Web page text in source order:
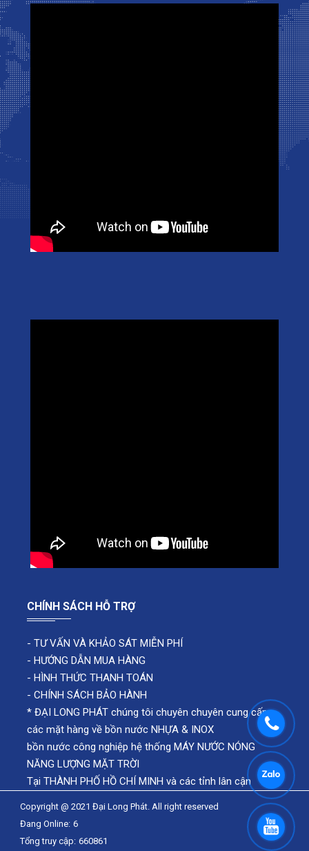
CHÍNH SÁCH HỖ TRỢ
- TƯ VẤN VÀ KHẢO SÁT MIỄN PHÍ
- HƯỚNG DẪN MUA HÀNG
- HÌNH THỨC THANH TOÁN
- CHÍNH SÁCH BẢO HÀNH
* ĐẠI LONG PHÁT chúng tôi chuyên chuyên cung cấp
các mặt hàng về bồn nước NHỰA & INOX
bồn nước công nghiệp hệ thống MÁY NƯỚC NÓNG
NĂNG LƯỢNG MẶT TRỜI
Tại THÀNH PHỐ HỒ CHÍ MINH và các tỉnh lân cận
Copyright @ 2021 Đại Long Phát. All right reserved
Đang Online: 6
Tổng truy cập: 660861